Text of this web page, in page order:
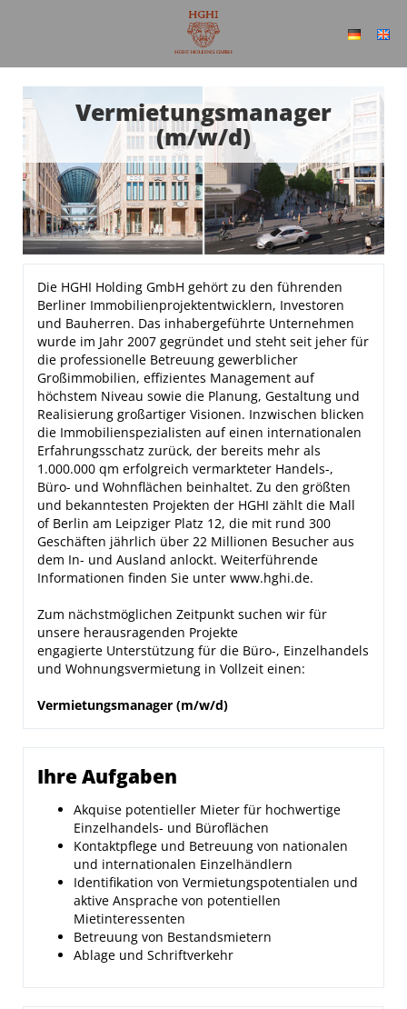
Vermietungsmanager
(m/w/d)
Die HGHI Holding GmbH gehört zu den führenden
Berliner Immobilienprojektentwicklern, Investoren
und Bauherren. Das inhabergeführte Unternehmen
wurde im Jahr 2007 gegründet und steht seit jeher für
die professionelle Betreuung gewerblicher
Großimmobilien, effizientes Management auf
höchstem Niveau sowie die Planung, Gestaltung und
Realisierung großartiger Visionen. Inzwischen blicken
die Immobilienspezialisten auf einen internationalen
Erfahrungsschatz zurück, der bereits mehr als
1.000.000 qm erfolgreich vermarkteter Handels-,
Büro- und Wohnflächen beinhaltet. Zu den größten
und bekanntesten Projekten der HGHI zählt die Mall
of Berlin am Leipziger Platz 12, die mit rund 300
Geschäften jährlich über 22 Millionen Besucher aus
dem In- und Ausland anlockt. Weiterführende
Informationen finden Sie unter www.hghi.de.
Zum nächstmöglichen Zeitpunkt suchen wir für
unsere herausragenden Projekte
engagierte Unterstützung für die Büro-, Einzelhandels
und Wohnungsvermietung in Vollzeit einen:
Vermietungsmanager (m/w/d)
Ihre Aufgaben
Akquise potentieller Mieter für hochwertige
Einzelhandels- und Büroflächen
Kontaktpflege und Betreuung von nationalen
und internationalen Einzelhändlern
Identifikation von Vermietungspotentialen und
aktive Ansprache von potentiellen
Mietinteressenten
Betreuung von Bestandsmietern
Ablage und Schriftverkehr